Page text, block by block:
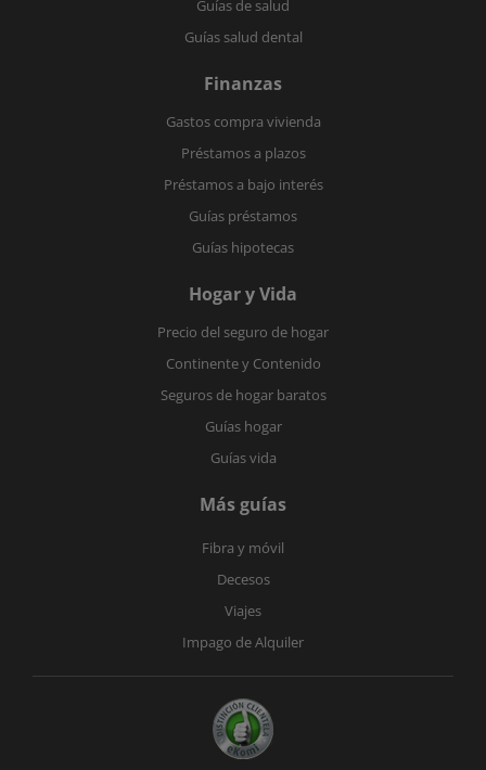
Guías de salud
Guías salud dental
Finanzas
Gastos compra vivienda
Préstamos a plazos
Préstamos a bajo interés
Guías préstamos
Guías hipotecas
Hogar y Vida
Precio del seguro de hogar
Continente y Contenido
Seguros de hogar baratos
Guías hogar
Guías vida
Más guías
Fibra y móvil
Decesos
Viajes
Impago de Alquiler